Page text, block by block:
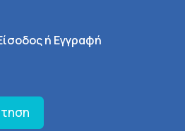
Menu ή Εγγραφή